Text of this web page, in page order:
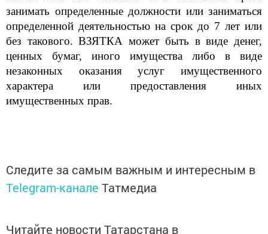
занимать определенные должности или заниматься
определенной деятельностью на срок до 7 лет или
без такового. ВЗЯТКА может быть в виде денег,
ценных бумаг, иного имущества либо в виде
незаконных оказания услуг имущественного
характера или предоставления иных
имущественных прав.
Следите за самым важным и интересным в
Telegram-канале Татмедиа
Читайте новости Татарстана в